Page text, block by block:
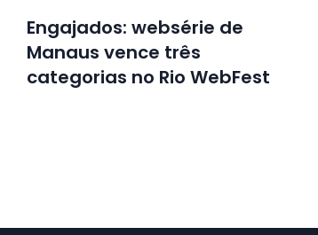
Engajados: websérie de
Manaus vence três
categorias no Rio WebFest